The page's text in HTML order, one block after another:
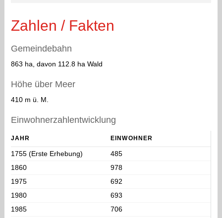
Zahlen / Fakten
Gemeindebahn
863 ha, davon 112.8 ha Wald
Höhe über Meer
410 m ü. M.
Einwohnerzahlentwicklung
JAHR EINWOHNER
1755 (Erste Erhebung)
485
1860
978
1975
692
1980
693
1985
706